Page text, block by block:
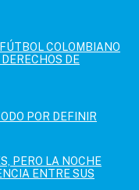
COLOMBIANO
DE
POR DEFINIR
PERO LA NOCHE
ENTRE SUS